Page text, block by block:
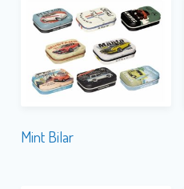
Mint Bilar